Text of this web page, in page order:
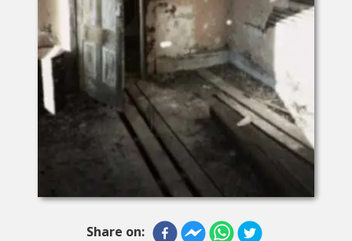
Share on: